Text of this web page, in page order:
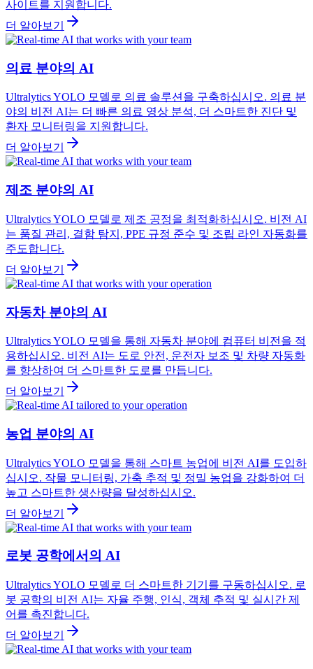
사이트를 지원합니다.
더 알아보기
의료 분야의 AI
Ultralytics YOLO 모델로 의료 솔루션을 구축하십시오. 의료 분
야의 비전 AI는 더 빠른 의료 영상 분석, 더 스마트한 진단 및
환자 모니터링을 지원합니다.
더 알아보기
제조 분야의 AI
Ultralytics YOLO 모델로 제조 공정을 최적화하십시오. 비전 AI
는 품질 관리, 결함 탐지, PPE 규정 준수 및 조립 라인 자동화를
주도합니다.
더 알아보기
자동차 분야의 AI
Ultralytics YOLO 모델을 통해 자동차 분야에 컴퓨터 비전을 적
용하십시오. 비전 AI는 도로 안전, 운전자 보조 및 차량 자동화
를 향상하여 더 스마트한 도로를 만듭니다.
더 알아보기
농업 분야의 AI
Ultralytics YOLO 모델을 통해 스마트 농업에 비전 AI를 도입하
십시오. 작물 모니터링, 가축 추적 및 정밀 농업을 강화하여 더
높고 스마트한 생산량을 달성하십시오.
더 알아보기
로봇 공학에서의 AI
Ultralytics YOLO 모델로 더 스마트한 기기를 구동하십시오. 로
봇 공학의 비전 AI는 자율 주행, 인식, 객체 추적 및 실시간 제
어를 촉진합니다.
더 알아보기